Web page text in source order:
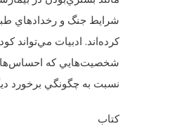
شرايط جنگ و رخداد‌هاي
کرده‌اند. ادبيات مي‌تواند
شخصيت‌هايي که احساس‌هاي‌
نسبت به چگونگي برخورد
کتاب